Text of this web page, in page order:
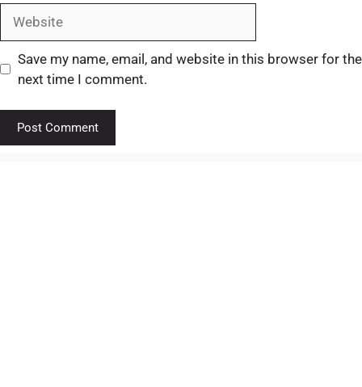
Save my name, email, and website in this browser for the
next time I comment.